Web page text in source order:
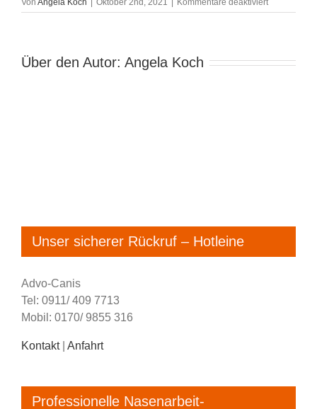
Von Angela Koch Oktober 2nd, 2021 Kommentare deaktiviert
DSC_8020
Über den Autor: Angela Koch
Unser sicherer Rückruf – Hotleine
Advo-Canis
Tel: 0911/ 409 7713
Mobil: 0170/ 9855 316
Kontakt| Anfahrt
Professionelle Nasenarbeit-